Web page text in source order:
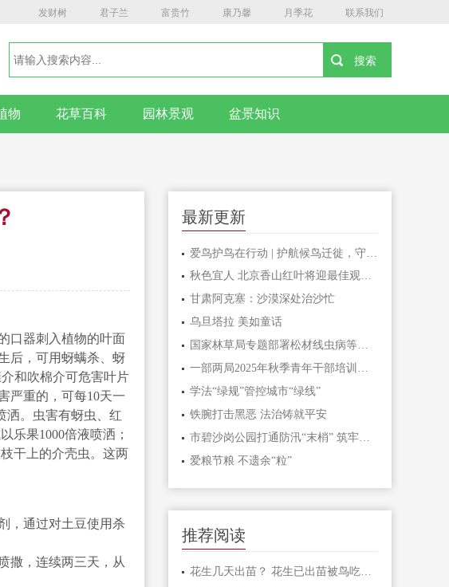
发财树 君子兰 富贵竹 康乃馨 月季花 联系我们
物 花草百科 园林景观 盆景知识
口器刺入植物的叶面
后，可用蚜螨杀、蚜
和吹棉介可危害叶片
严重的，可每10天一
洒。虫害有蚜虫、红
乐果1000倍液喷洒；
干上的介壳虫。这两
，通过对土豆使用杀
撒，连续两三天，从
最新更新
秋色宜人 北京香山红叶将迎最佳观赏期
甘肃阿克塞：沙漠深处治沙忙
乌旦塔拉 美如童话
国家林草局专题部署松材线虫病等疫情防控工作
一部两局2025年秋季青年干部培训班和处级干部进修班开班
学法“绿规”管控城市“绿线”
铁腕打击黑恶 法治铸就平安
市碧沙岗公园打通防汛“末梢” 筑牢生态安全屏障
爱粮节粮 不遗余“粒”
推荐阅读
花生几天出苗？ 花生已出苗被鸟吃怎么办？